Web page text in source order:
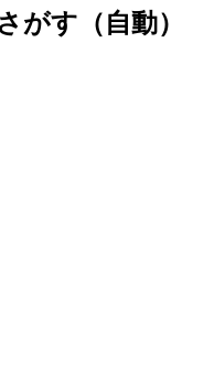
がす（自動）